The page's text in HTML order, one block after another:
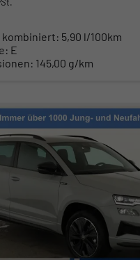
kombiniert: 5,90 l/100km
E
145,00 g/km